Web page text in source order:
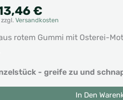
€
€
Preis
ist:
zzgl. Versandkosten
rotem Gummi mit Osterei-
- greife zu und
In Den